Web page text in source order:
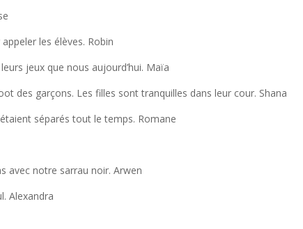
les élèves. Robin
jeux que nous aujourd’hui. Maïa
des garçons. Les filles sont tranquilles dans leur cour. Shana
séparés tout le temps. Romane
avec notre sarrau noir. Arwen
Alexandra